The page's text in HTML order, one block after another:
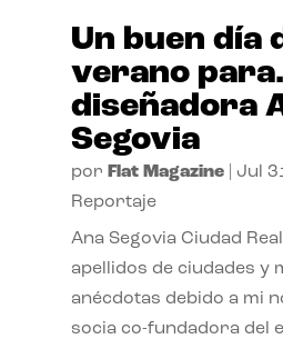
Un buen día
verano
diseñadora
Segovia
por Flat Magazine| Jul
Reportaje
Ana Segovia Ciudad
apellidos de ciudades y
anécdotas debido a mi
socia co-fundadora del